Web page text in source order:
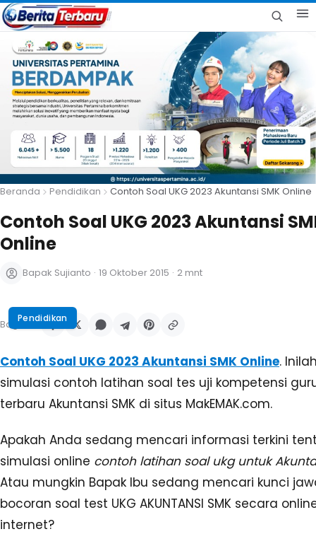
Beranda Pendidikan Contoh Soal UKG 2023 Akuntansi SMK Online
Contoh Soal UKG 2023 Akuntansi
Online
Bapak Sujianto · 19 Oktober 2015 · 2 mnt
Pendidikan
Bagikan:
Contoh Soal UKG 2023 Akuntansi SMK Online.
simulasi contoh latihan soal tes uji kompetensi
terbaru Akuntansi SMK di situs MakEMAK.com.
Apakah Anda sedang mencari informasi terkini
simulasi online contoh latihan soal ukg untuk
Atau mungkin Bapak Ibu sedang mencari kunci
bocoran soal test UKG AKUNTANSI SMK secara
internet?